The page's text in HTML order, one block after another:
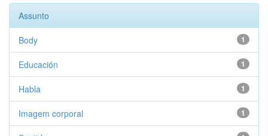
Assunto
1
Body
1
Educación
1
Habla
1
Imagem corporal